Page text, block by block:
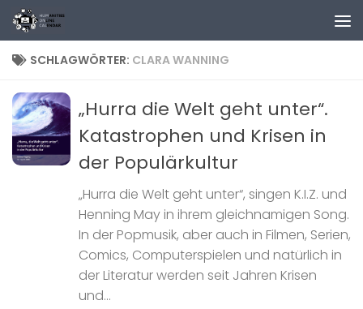
Zum Inhalt springen
SCHLAGWÖRTER: CLARA WANNING
„Hurra die Welt geht unter“.
Katastrophen und Krisen in
der Populärkultur
„Hurra die Welt geht unter“, singen K.I.Z. und
Henning May in ihrem gleichnamigen Song.
In der Popmusik, aber auch in Filmen, Serien,
Comics, Computerspielen und natürlich in
der Literatur werden seit Jahren Krisen
und...